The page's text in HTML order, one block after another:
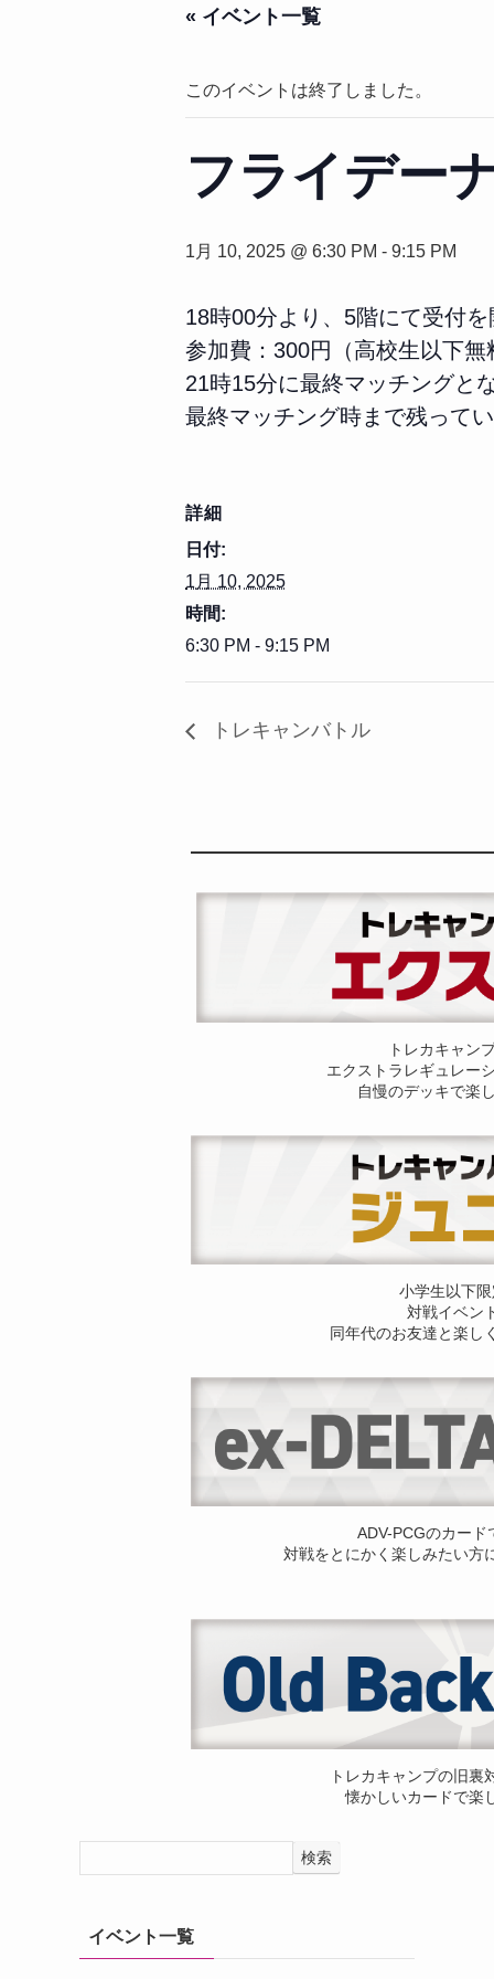
« イベント一覧
このイベントは終了しました。
フライデー
1月 10, 2025 @ 6:30 PM - 9:15 PM
18時00分より、5階にて受付
参加費：300円（高校生以下無
21時15分に最終マッチングと
最終マッチング時まで残って
詳細
日付:
1月 10, 2025
時間:
6:30 PM - 9:15 PM
トレキャンバトル
トレカキャン
エクストラレギュレー
自慢のデッキで楽
小学生以下
対戦イベン
同年代のお友達と楽し
ADV-PCGのカード
対戦をとにかく楽しみたい方
トレカキャンプの旧裏
懐かしいカードで楽
検索
イベント一覧